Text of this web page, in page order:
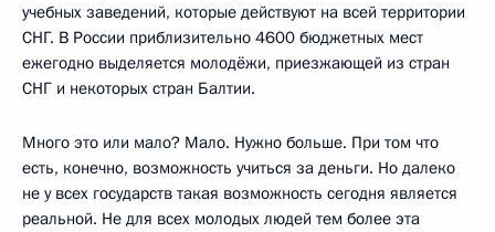
учебных заведений, которые действуют на всей территории
СНГ. В России приблизительно 4600 бюджетных мест
ежегодно выделяется молодёжи, приезжающей из стран
СНГ и некоторых стран Балтии.
Много это или мало? Мало. Нужно больше. При том что
есть, конечно, возможность учиться за деньги. Но далеко
не у всех государств такая возможность сегодня является
реальной. Не для всех молодых людей тем более эта